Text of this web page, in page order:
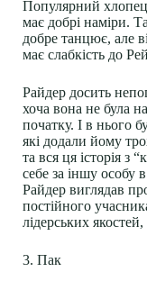
Популярний
має добрі наміри.
добре танцює, але
має слабкість до
Райдер досить
хоча вона не була
початку. І в нього
які додали йому
та вся ця історія з
себе за іншу особу
Райдер виглядав
постійного
лідерських
3. Пак